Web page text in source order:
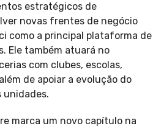
estratégicos de
novas frentes de negócio
como a principal plataforma de
Ele também atuará no
com clubes, escolas,
de apoiar a evolução do
unidades.
marca um novo capítulo na